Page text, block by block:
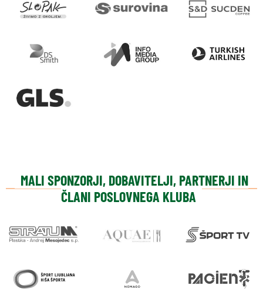
MALI SPONZORJI, DOBAVITELJI, PARTNERJI IN
ČLANI POSLOVNEGA KLUBA